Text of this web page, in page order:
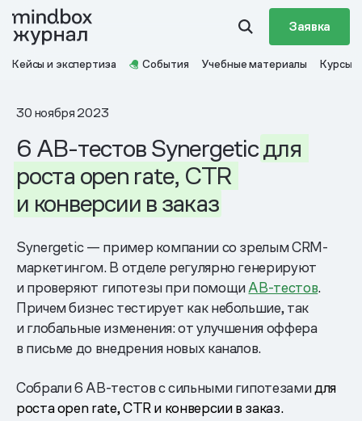
Заявка
Кейсы и экспертиза События Учебные материалы Курсы
30 ноября 2023
6 AB-тестов Synergeticдля
роста open rate, CTR
и конверсии в заказ
Synergetic — пример компании со зрелым CRM-
маркетингом. В отделе регулярно генерируют
и проверяют гипотезы при помощиAB-тестов.
Причем бизнес тестирует как небольшие, так
и глобальные изменения: от улучшения оффера
в письме до внедрения новых каналов.
Собрали 6 AB-тестов с сильными гипотезамидля
роста open rate, CTR и конверсии в заказ.